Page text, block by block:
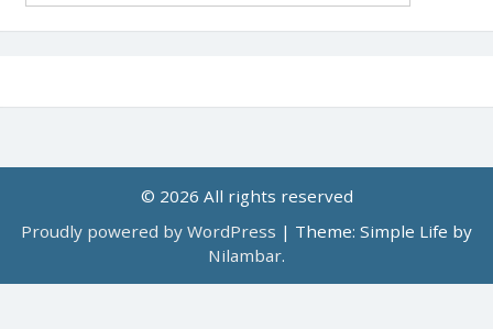
© 2026 All rights reserved
Proudly powered by WordPress | Theme: Simple Life by
Nilambar.